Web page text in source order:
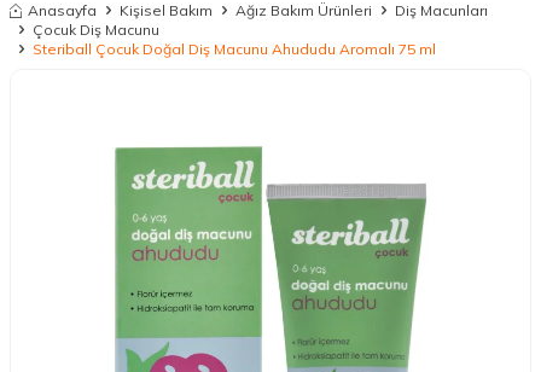
Anasayfa Kişisel Bakım Ağız Bakım Ürünleri
Diş Macunları
Çocuk Diş Macunu
Steriball Çocuk Doğal Diş Macunu Ahududu Aromalı 75 ml